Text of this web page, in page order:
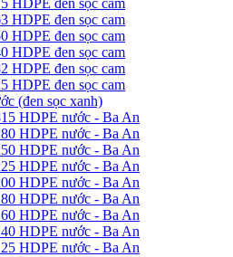
HDPE đen sọc cam
HDPE đen sọc cam
HDPE đen sọc cam
HDPE đen sọc cam
HDPE đen sọc cam
HDPE đen sọc cam
(đen sọc xanh)
HDPE nước - Ba An
HDPE nước - Ba An
HDPE nước - Ba An
HDPE nước - Ba An
HDPE nước - Ba An
HDPE nước - Ba An
HDPE nước - Ba An
HDPE nước - Ba An
HDPE nước - Ba An